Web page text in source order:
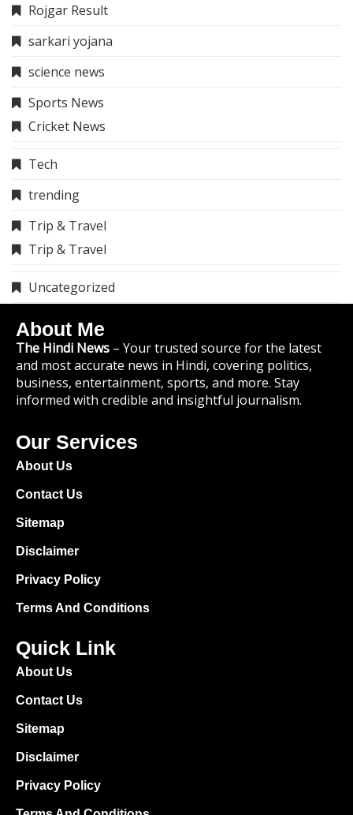
Rojgar Result
sarkari yojana
science news
Sports News
Cricket News
Tech
trending
Trip & Travel
Trip & Travel
Uncategorized
About Me
The Hindi News – Your trusted source for the latest
and most accurate news in Hindi, covering politics,
business, entertainment, sports, and more. Stay
informed with credible and insightful journalism.
Our Services
About Us
Contact Us
Sitemap
Disclaimer
Privacy Policy
Terms And Conditions
Quick Link
About Us
Contact Us
Sitemap
Disclaimer
Privacy Policy